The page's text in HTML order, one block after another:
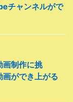
チャンネルがで
画制作に挑
ができ上がる